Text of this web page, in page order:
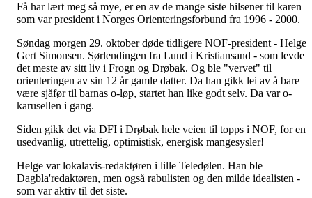
Få har lært meg så mye, er en av de mange siste hilsener til karen
som var president i Norges Orienteringsforbund fra 1996 - 2000.
Søndag morgen 29. oktober døde tidligere NOF-president - Helge
Gert Simonsen. Sørlendingen fra Lund i Kristiansand - som levde
det meste av sitt liv i Frogn og Drøbak. Og ble "vervet" til
orienteringen av sin 12 år gamle datter. Da han gikk lei av å bare
være sjåfør til barnas o-løp, startet han like godt selv. Da var o-
karusellen i gang.
Siden gikk det via DFI i Drøbak hele veien til topps i NOF, for en
usedvanlig, utrettelig, optimistisk, energisk mangesysler!
Helge var lokalavis-redaktøren i lille Teledølen. Han ble
Dagbla'redaktøren, men også rabulisten og den milde idealisten -
som var aktiv til det siste.